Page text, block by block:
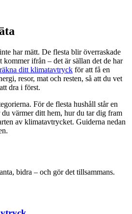
har mätt. De flesta blir överraskade
kommer ifrån – det är sällan det de har
ditt klimatavtryck för att få en
resor, mat och resten, så att du vet
dra i först.
För de flesta hushåll står en
värmer ditt hem, hur du tar dig fram
av klimatavtrycket. Guiderna nedan
bidra – och gör det tillsammans.